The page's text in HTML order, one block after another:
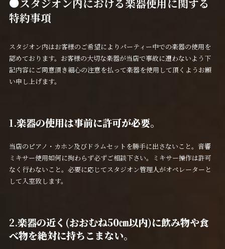
●スタジオン内における楽器使用に関する
特約事項
スタジオン内はお客様のご希望によりパーティー中での楽器の使用を
認めております。お客様の大切な楽器が当店で事故に遭わないよう下
記内容にご同意頂き細心の注意を払って楽器を使用して頂くようお願
い申し上げます。
1.楽器の使用は事前に許可が必要。
当店のピアノ・カホン及びドラムセットを勝手に出さないこと。音響
ミキサー使用如何に拘わらず必ずご相談下さい。ミキサー操作は許可
なく行わないこと。必要に応じてスタジオン管理人がオペレーターと
して入室致します。
2.楽器の近く(おおむね50㎝以内)に飲み物や食
べ物を絶対に持ちこまない。